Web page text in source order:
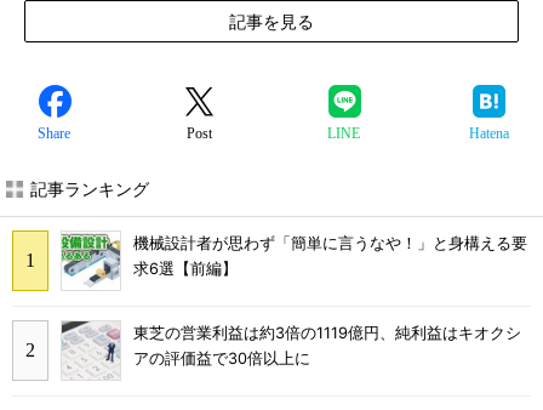
記事を見る
Share Post LINE Hatena
記事ランキング
機械設計者が思わず「簡単に言うなや！」と身構える要
求6選【前編】
東芝の営業利益は約3倍の1119億円、純利益はキオクシ
アの評価益で30倍以上に